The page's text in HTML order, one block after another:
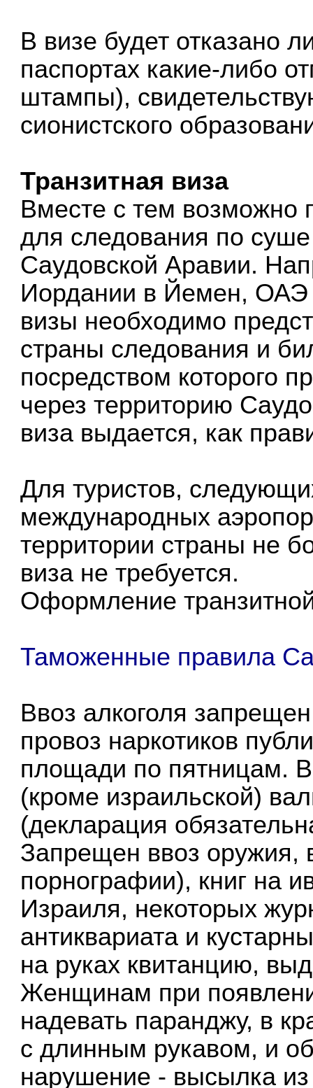
В визе будет отказано
паспортах какие-либо
штампы),
сионистского
Транзитная виза
Вместе с тем возможно
для следования по
Саудовской Аравии.
Иордании в Йемен,
визы необходимо
страны следования и
посредством которого
через территорию
виза выдается, как
Для туристов,
международных
территории страны не
виза не требуется.
Оформление
Таможенные правила
Ввоз алкоголя
провоз наркотиков
площади по пятницам.
(кроме израильской)
(декларация
Запрещен ввоз оружия,
порнографии), книг на
Израиля, некоторых
антиквариата и
на руках квитанцию,
Женщинам при
надевать паранджу, в
с длинным рукавом, и
нарушение - высылка